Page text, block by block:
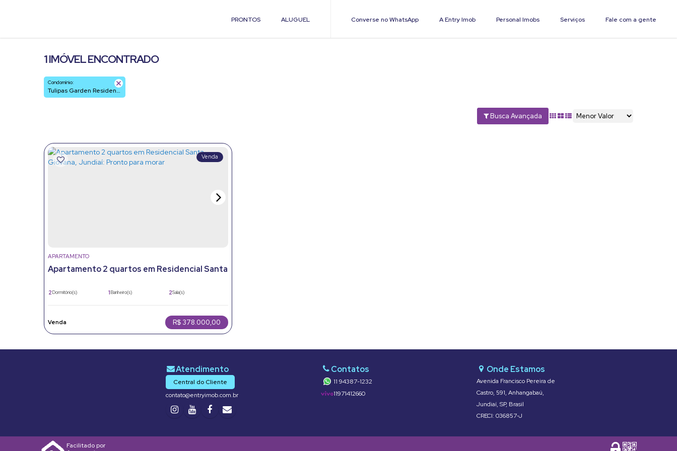
Converse no WhatsApp A Entry Imob Personal Imobs Serviços Fale com a gente
ALUGUEL
PRONTOS
1 IMÓVEL ENCONTRADO
Condomínio:
Tulipas Garden Residence
Busca Avançada
Apartamento 2 quartos em Residencial Santa
APARTAMENTO
R$ 378.000,00
2Dormitório(s) 1Banheiro(s) 2Sala(s)
Central do Cliente
contato@entryimob.com.br
11 94387-1232
11971412660
Avenida Francisco Pereira de
Castro, 591, Anhangabaú,
Jundiaí, SP, Brasil
CRECI: 036857-J